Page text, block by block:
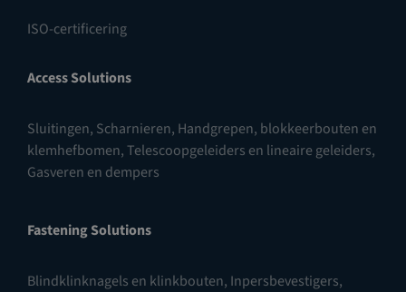
ISO-certificering
Access Solutions
Sluitingen, Scharnieren, Handgrepen, blokkeerbouten en
klemhefbomen,Telescoopgeleiders en lineaire geleiders,
Gasveren en dempers
Fastening Solutions
Blindklinknagels en klinkbouten, Inpersbevestigers,